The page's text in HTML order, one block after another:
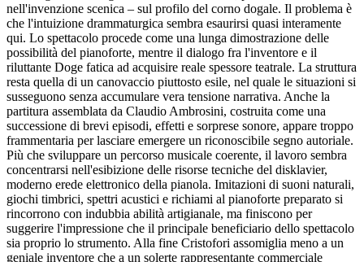
nell'invenzione scenica – sul profilo del corno dogale. Il problema è
che l'intuizione drammaturgica sembra esaurirsi quasi interamente
qui. Lo spettacolo procede come una lunga dimostrazione delle
possibilità del pianoforte, mentre il dialogo fra l'inventore e il
riluttante Doge fatica ad acquisire reale spessore teatrale. La struttura
resta quella di un canovaccio piuttosto esile, nel quale le situazioni si
susseguono senza accumulare vera tensione narrativa. Anche la
partitura assemblata da Claudio Ambrosini, costruita come una
successione di brevi episodi, effetti e sorprese sonore, appare troppo
frammentaria per lasciare emergere un riconoscibile segno autoriale.
Più che sviluppare un percorso musicale coerente, il lavoro sembra
concentrarsi nell'esibizione delle risorse tecniche del disklavier,
moderno erede elettronico della pianola. Imitazioni di suoni naturali,
giochi timbrici, spettri acustici e richiami al pianoforte preparato si
rincorrono con indubbia abilità artigianale, ma finiscono per
suggerire l'impressione che il principale beneficiario dello spettacolo
sia proprio lo strumento. Alla fine Cristofori assomiglia meno a un
geniale inventore che a un solerte rappresentante commerciale